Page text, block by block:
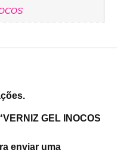
GEL INOCOS
enviar uma